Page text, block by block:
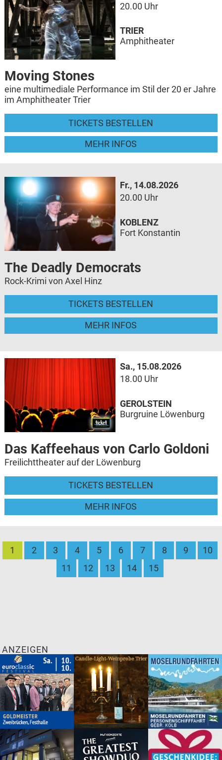
20.00 Uhr
Moving Stones
eine multimediale Performance im Stil der 20 er Jahre
im Amphitheater Trier
TICKETS BESTELLEN
MEHR INFOS
TRIER
Amphitheater
Fr., 14.08.2026
20.00 Uhr
The Deadly Democrats
Rock-Krimi von Axel Hinz
TICKETS BESTELLEN
MEHR INFOS
KOBLENZ
Fort Konstantin
Sa., 15.08.2026
18.00 Uhr
Das Kaffeehaus von Carlo Goldoni
Freilichttheater auf der Löwenburg
TICKETS BESTELLEN
MEHR INFOS
GEROLSTEIN
Burgruine Löwenburg
1 2 3 4 5 6 7 8 9
10
11
12 13 14 15
ANZEIGEN